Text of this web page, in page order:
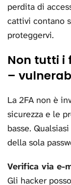
perdita di
cattivi contano
proteggervi.
Non tutti i
–
La 2FA non è
sicurezza e le
basse.
della sola
Verifica via e-
Gli hacker